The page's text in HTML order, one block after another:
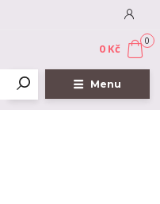
Menu
0
0 Kč